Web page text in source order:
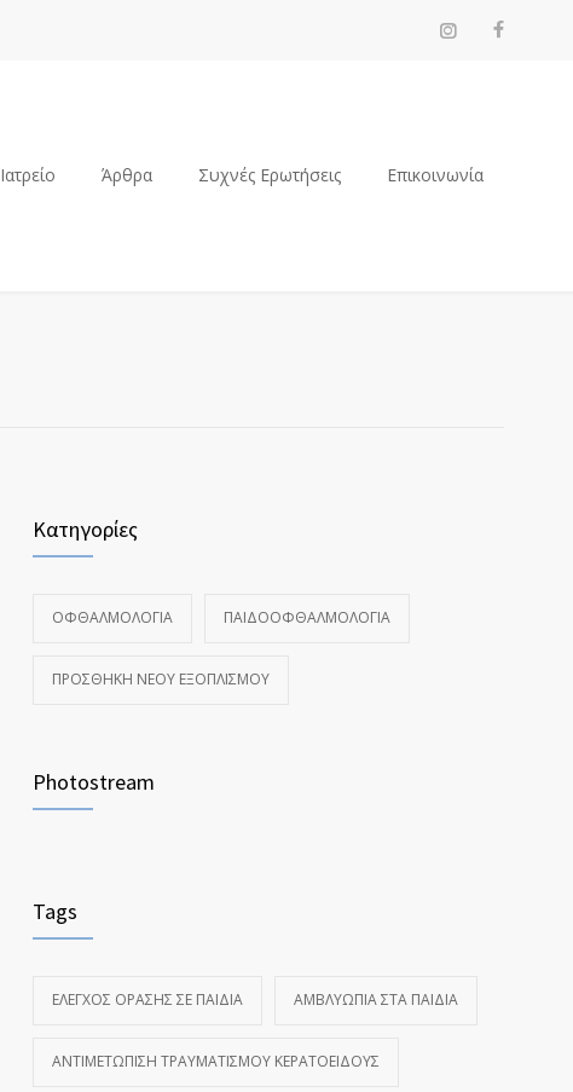
Ιατρείο Άρθρα Συχνές Ερωτήσεις Επικοινωνία
Κατηγορίες
ΟΦΘΑΛΜΟΛΟΓΊΑ ΠΑΙΔΟΟΦΘΑΛΜΟΛΟΓΊΑ
ΠΡΟΣΘΉΚΗ ΝΈΟΥ ΕΞΟΠΛΙΣΜΟΎ
Photostream
Tags
ΈΛΕΓΧΟΣ ΌΡΑΣΗΣ ΣΕ ΠΑΙΔΙΆ ΑΜΒΛΥΩΠΊΑ ΣΤΑ ΠΑΙΔΙΆ
ΑΝΤΙΜΕΤΏΠΙΣΗ ΤΡΑΥΜΑΤΙΣΜΟΎ ΚΕΡΑΤΟΕΙΔΟΎΣ